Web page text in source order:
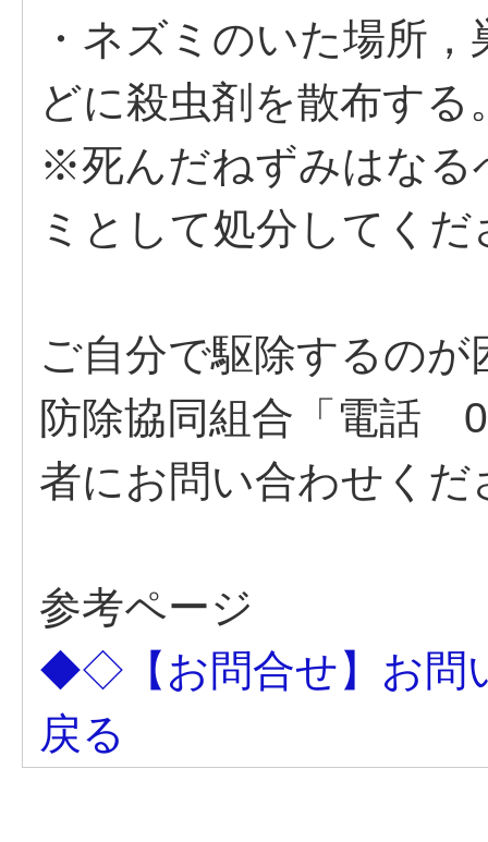
・ネズミのいた場所
どに殺虫剤を散布する
※死んだねずみはなる
ミとして処分してくだ
ご自分で駆除するの
防除協同組合「電話
者にお問い合わせくだ
参考ページ
◆◇【お問合せ】お問
戻る